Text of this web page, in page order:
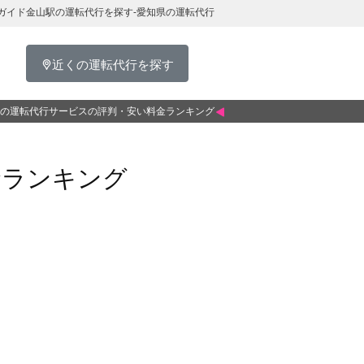
ド金山駅の運転代行を探す-愛知県の運転代行
近くの運転代行を探す
運転代行サービスの評判・安い料金ランキング
ンキング